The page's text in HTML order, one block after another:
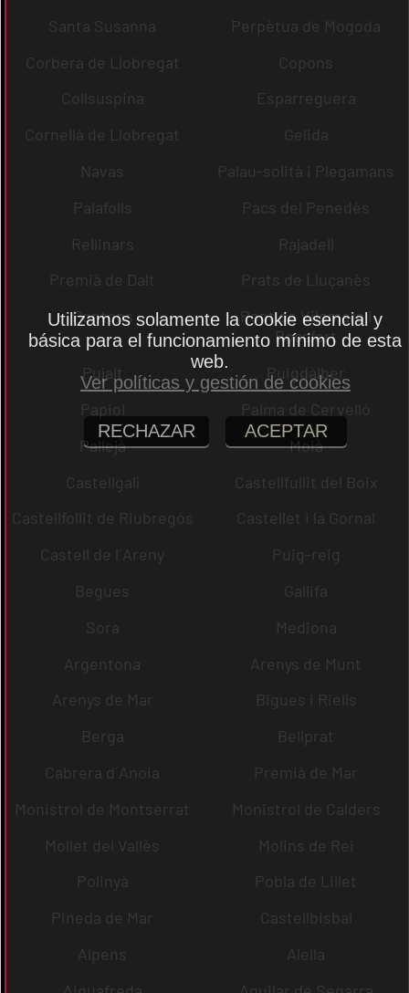
Santa Susanna
Perpètua de Mogoda
Corbera de Llobregat
Copons
Collsuspina
Esparreguera
Cornellà de Llobregat
Gelida
Navas
Palau-solità i Plegamans
Palafolls
Pacs del Penedès
Rellinars
Rajadell
Premià de Dalt
Prats de Lluçanès
Pontons
Pont de Vilomara i
Rocafort
Pujalt
Puigdàlber
Papiol
Palma de Cervelló
Pallejà
Moià
Castellgalí
Castellfullit del Boix
Castellfollit de Riubregós
Castellet i la Gornal
Castell de l´Areny
Puig-reig
Begues
Gallifa
Sora
Mediona
Argentona
Arenys de Munt
Arenys de Mar
Bigues i Riells
Berga
Bellprat
Cabrera d´Anoia
Premià de Mar
Monistrol de Montserrat
Monistrol de Calders
Mollet del Vallès
Molins de Rei
Polinyà
Pobla de Lillet
Pineda de Mar
Castellbisbal
Alpens
Alella
Utilizamos solamente la cookie esencial y
básica para el funcionamiento mínimo de esta
web.
Ver políticas y gestión de cookies
RECHAZAR ACEPTAR